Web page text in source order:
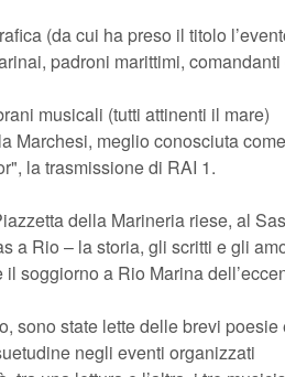
(da cui ha preso il titolo
padroni marittimi, comandanti
musicali (tutti attinenti il mare)
Marchesi, meglio conosciuta
la trasmissione di RAI 1.
della Marineria riese, al
a Rio – la storia, gli scritti e gli
soggiorno a Rio Marina
sono state lette delle brevi poesie
negli eventi organizzati